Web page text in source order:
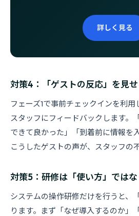
詳しく見る
対策4：「ゲストの反応」を見
フェーズ1で事前チェックインを利用
スタッフにフィードバックします。
できて良かった」「到着前に情報を
こうしたゲストの声が、スタッフの
対策5：研修は「使い方」では
システムの操作研修だけを行うと、
ります。まず「なぜ導入するのか」